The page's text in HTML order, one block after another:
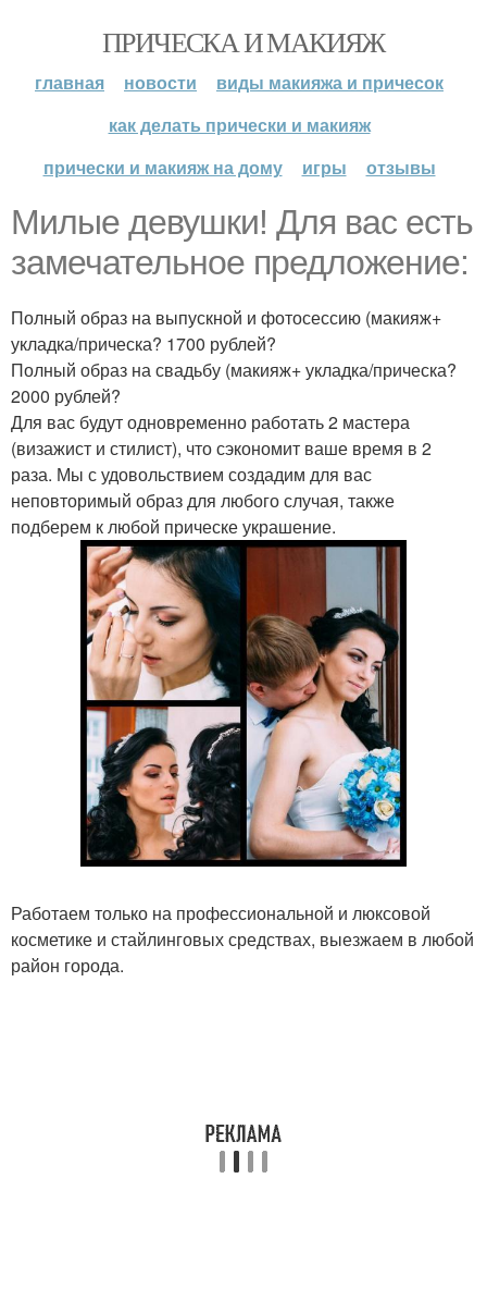
ПРИЧЕСКА И МАКИЯЖ
главная новости
виды макияжа и причесок
как делать прически и макияж
прически и макияж на дому
игры отзывы
Милые девушки! Для вас есть
замечательное предложение:
Полный образ на выпускной и фотосессию (макияж+
укладка/прическа? 1700 рублей?
Полный образ на свадьбу (макияж+ укладка/прическа?
2000 рублей?
Для вас будут одновременно работать 2 мастера
(визажист и стилист), что сэкономит ваше время в 2
раза. Мы с удовольствием создадим для вас
неповторимый образ для любого случая, также
подберем к любой прическе украшение.
Работаем только на профессиональной и люксовой
косметике и стайлинговых средствах, выезжаем в любой
район города.